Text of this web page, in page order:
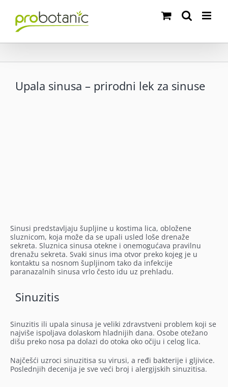
content
Upala sinusa – prirodni lek za sinuse
Sinusi predstavljaju šupljine u kostima lica, obložene
sluznicom, koja može da se upali usled loše drenaže
sekreta. Sluznica sinusa otekne i onemogućava pravilnu
drenažu sekreta. Svaki sinus ima otvor preko kojeg je u
kontaktu sa nosnom šupljinom tako da infekcije
paranazalnih sinusa vrlo često idu uz prehladu.
Sinuzitis
Sinuzitis ili upala sinusa je veliki zdravstveni problem koji se
najviše ispoljava dolaskom hladnijih dana. Osobe otežano
dišu preko nosa pa dolazi do otoka oko očiju i celog lica.
Najčešći uzroci sinuzitisa su virusi, a ređi bakterije i gljivice.
Poslednjih decenija je sve veći broj i alergijskih sinuzitisa.